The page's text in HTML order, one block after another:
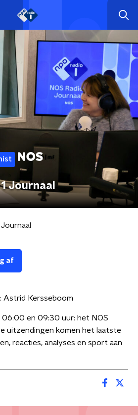
Journaal
af
Astrid Kersseboom
06:00 en 09:30 uur: het NOS
uitzendingen komen het laatste
reacties, analyses en sport aan